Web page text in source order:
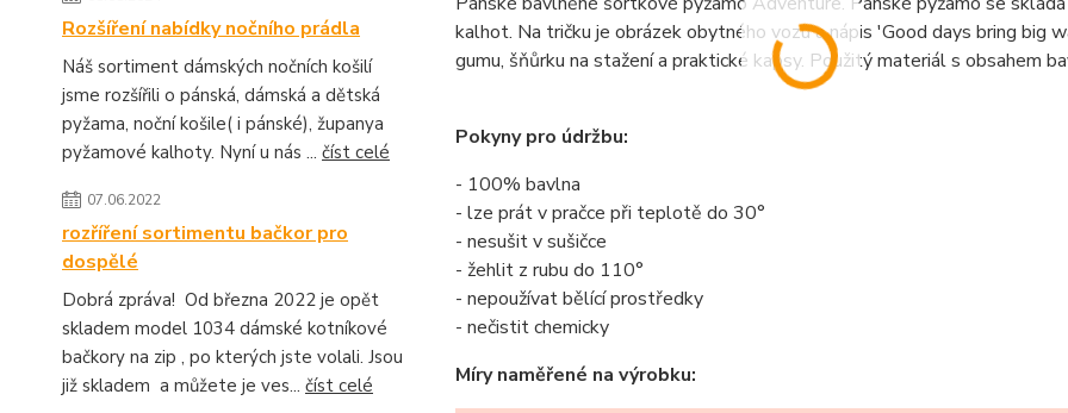
Rozšíření nabídky nočního prádla
Náš sortiment dámských nočních košilí
jsme rozšířili o pánská, dámská a dětská
pyžama, noční košile( i pánské), županya
pyžamové kalhoty. Nyní u nás ... číst celé
07.06.2022
rozříření sortimentu bačkor pro
dospělé
Dobrá zpráva! Od března 2022 je opět
skladem model 1034 dámské kotníkové
bačkory na zip , po kterých jste volali. Jsou
již skladem a můžete je ves... číst celé
kalhot. Na tričku je obrázek obytného vozu a nápis 'Good days bring big
gumu, šňůrku na stažení a praktické kapsy. Použitý materiál s obsahem
Pokyny pro údržbu:
- 100% bavlna
- lze prát v pračce při teplotě do 30°
- nesušit v sušičce
- žehlit z rubu do 110°
- nepoužívat bělící prostředky
- nečistit chemicky
Míry naměřené na výrobku: